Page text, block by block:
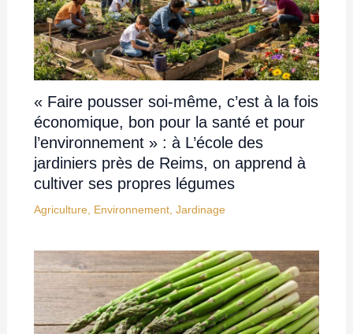
« Faire pousser soi-même, c’est à la fois
économique, bon pour la santé et pour
l’environnement » : à L’école des
jardiniers près de Reims, on apprend à
cultiver ses propres légumes
Agriculture Environnement, Jardinage